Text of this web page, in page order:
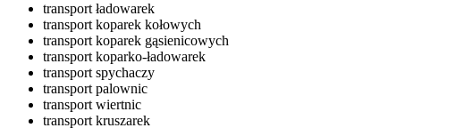
transport ładowarek
transport koparek kołowych
transport koparek gąsienicowych
transport koparko-ładowarek
transport spychaczy
transport palownic
transport wiertnic
transport kruszarek